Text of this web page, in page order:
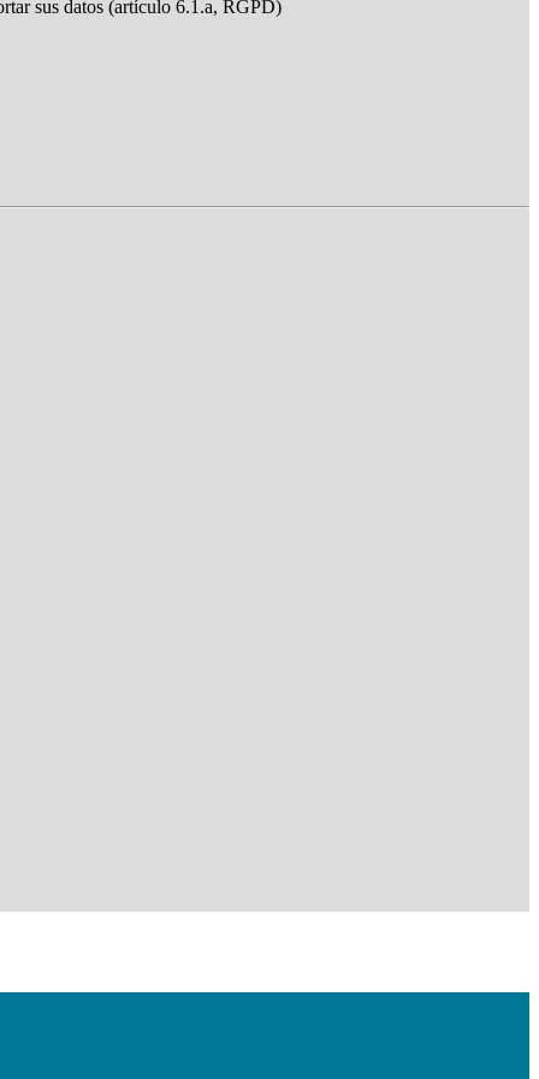
sus datos (artículo 6.1.a, RGPD)